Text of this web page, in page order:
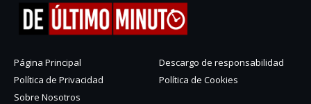
Página Principal
Descargo de responsabilidad
Política de Privacidad
Política de Cookies
Sobre Nosotros